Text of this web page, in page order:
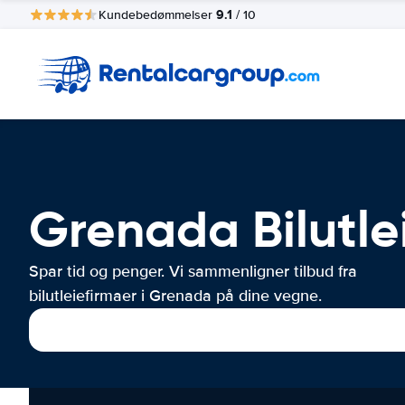
Kundebedømmelser 9.1 / 10
Grenada
Spar tid og penger. Vi sammenligner tilbud fra
bilutleiefirmaer i Grenada på dine vegne.